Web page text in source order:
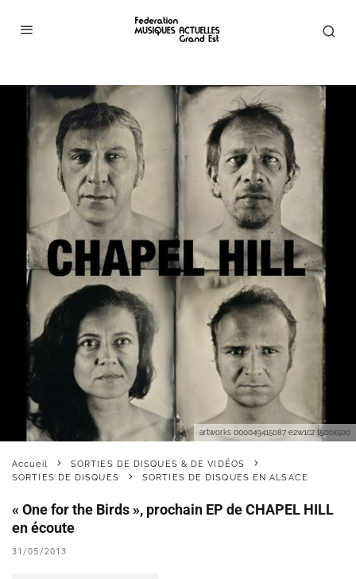
artworks 000049415087 e2w1c2 t500x500
Accueil
SORTIES DE DISQUES & DE VIDÉOS
SORTIES DE DISQUES
SORTIES DE DISQUES EN ALSACE
« One for the Birds », prochain EP de CHAPEL HILL
en écoute
31/05/2013